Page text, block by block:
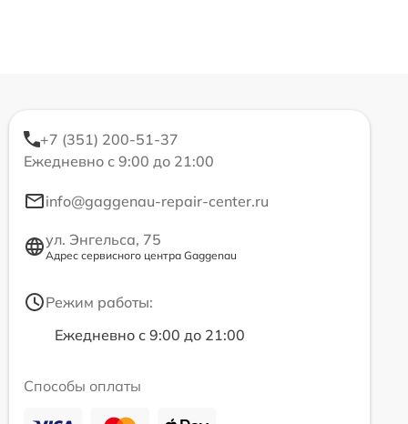
+7 (351) 200-51-37
Ежедневно с 9:00 до 21:00
info@gaggenau-repair-center.ru
ул. Энгельса, 75
Адрес сервисного центра Gaggenau
Режим работы:
Ежедневно с 9:00 до 21:00
Способы оплаты